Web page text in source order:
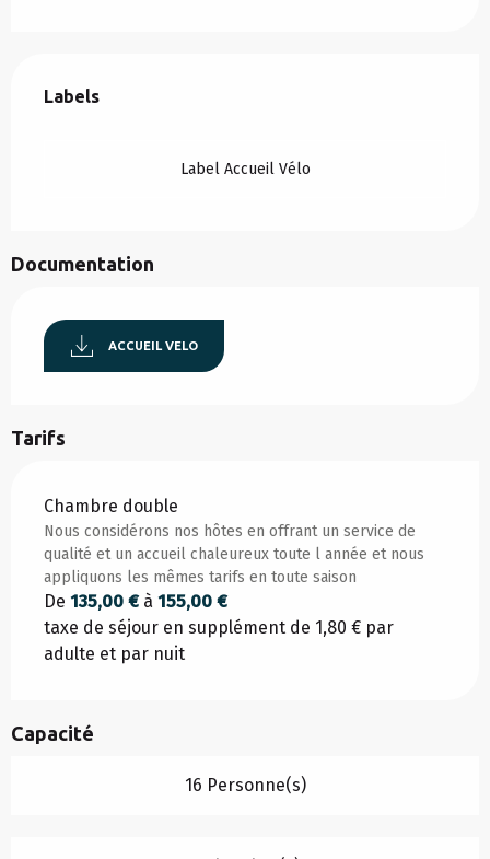
Labels
Labels
Label Accueil Vélo
Documentation
ACCUEIL VELO
Tarifs
Tarifs 2026
Chambre double
Nous considérons nos hôtes en offrant un service de
qualité et un accueil chaleureux toute l année et nous
appliquons les mêmes tarifs en toute saison
De 135,00 €à 155,00 €
taxe de séjour en supplément de 1,80 € par
adulte et par nuit
Capacité
16 Personne(s)